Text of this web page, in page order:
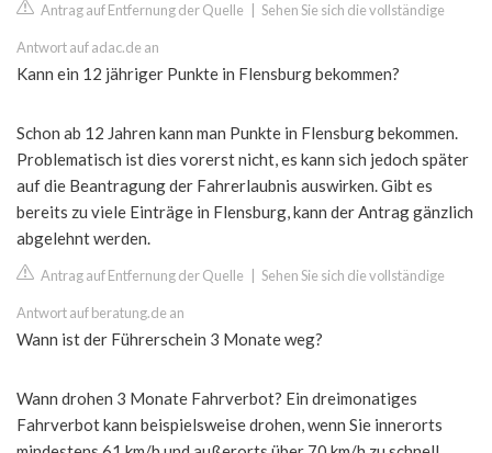
Antrag auf Entfernung der Quelle Sehen Sie sich die vollständige
Antwort auf adac.de an
Kann ein 12 jähriger Punkte in Flensburg bekommen?
Schon ab 12 Jahren kann man Punkte in Flensburg bekommen.
Problematisch ist dies vorerst nicht, es kann sich jedoch später
auf die Beantragung der Fahrerlaubnis auswirken. Gibt es
bereits zu viele Einträge in Flensburg, kann der Antrag gänzlich
abgelehnt werden.
Antrag auf Entfernung der Quelle Sehen Sie sich die vollständige
Antwort auf beratung.de an
Wann ist der Führerschein 3 Monate weg?
Wann drohen 3 Monate Fahrverbot? Ein dreimonatiges
Fahrverbot kann beispielsweise drohen, wenn Sie innerorts